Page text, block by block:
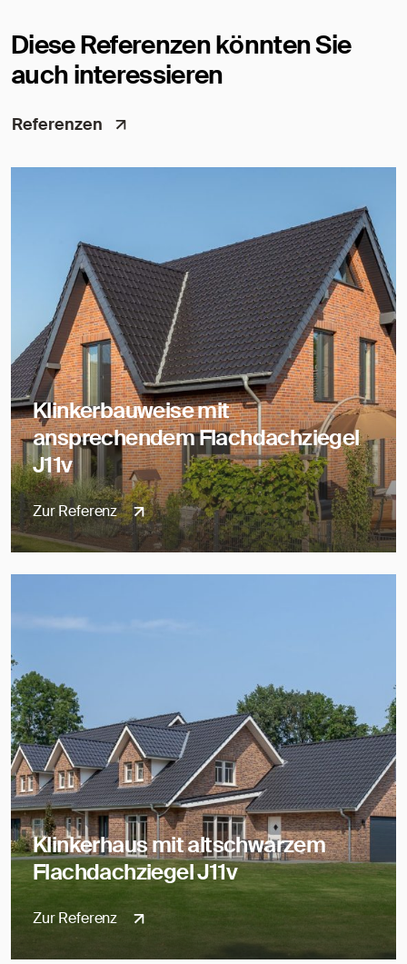
Diese Referenzen könnten Sie
auch interessieren
Referenzen
Klinkerbauweise mit
ansprechendem Flachdachziegel
J11v
Zur Referenz
Klinkerhaus mit altschwarzem
Flachdachziegel J11v
Zur Referenz